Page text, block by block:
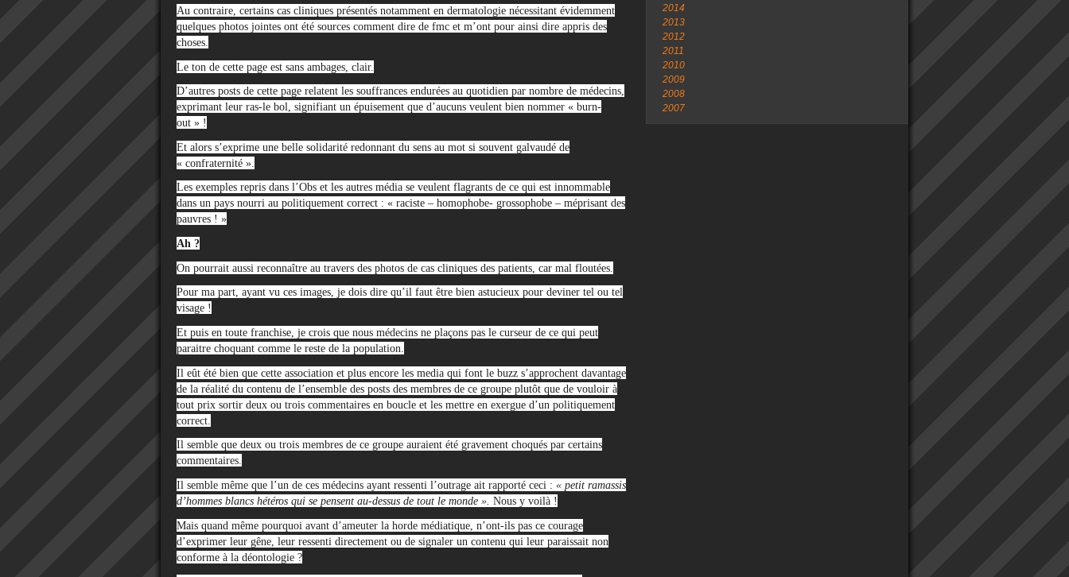
Au contraire, certains cas cliniques présentés notamment en dermatologie nécessitant évidemment
quelques photos jointes ont été sources comment dire de fmc et m’ont pour ainsi dire appris des
choses.
Le ton de cette page est sans ambages, clair.
D’autres posts de cette page relatent les souffrances endurées au quotidien par nombre de médecins,
exprimant leur ras-le bol, signifiant un épuisement que d’aucuns veulent bien nommer « burn-
out » !
Et alors s’exprime une belle solidarité redonnant du sens au mot si souvent galvaudé de
« confraternité ».
Les exemples repris dans l’Obs et les autres média se veulent flagrants de ce qui est innommable
dans un pays nourri au politiquement correct : « raciste – homophobe- grossophobe – méprisant des
pauvres ! »
Ah ?
On pourrait aussi reconnaître au travers des photos de cas cliniques des patients, car mal floutées.
Pour ma part, ayant vu ces images, je dois dire qu’il faut être bien astucieux pour deviner tel ou tel
visage !
Et puis en toute franchise, je crois que nous médecins ne plaçons pas le curseur de ce qui peut
paraitre choquant comme le reste de la population.
Il eût été bien que cette association et plus encore les media qui font le buzz s’approchent davantage
de la réalité du contenu de l’ensemble des posts des membres de ce groupe plutôt que de vouloir à
tout prix sortir deux ou trois commentaires en boucle et les mettre en exergue d’un politiquement
correct.
Il semble que deux ou trois membres de ce groupe auraient été gravement choqués par certains
commentaires.
Il semble même que l’un de ces médecins ayant ressenti l’outrage ait rapporté ceci : « petit ramassis
d’hommes blancs hétéros qui se pensent au-dessus de tout le monde ». Nous y voilà !
Mais quand même pourquoi avant d’ameuter la horde médiatique, n’ont-ils pas ce courage
d’exprimer leur gêne, leur ressenti directement ou de signaler un contenu qui leur paraissait non
conforme à la déontologie ?
2014
2013
2012
2011
2010
2009
2008
2007